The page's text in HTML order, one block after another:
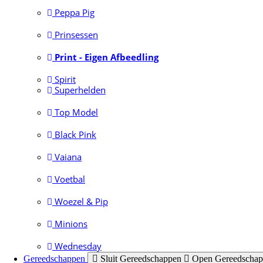
Peppa Pig
Prinsessen
Print - Eigen Afbeedling
Spirit
Superhelden
Top Model
Black Pink
Vaiana
Voetbal
Woezel & Pip
Minions
Wednesday
Gereedschappen Sluit Gereedschappen Open